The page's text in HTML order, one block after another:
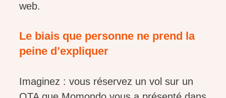
web.
Le biais que personne ne prend la
peine d’expliquer
Imaginez : vous réservez un vol sur un